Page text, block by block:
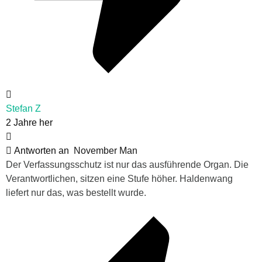
Stefan Z
2 Jahre her
Antworten an
November Man
Der Verfassungsschutz ist nur das ausführende Organ. Die
Verantwortlichen, sitzen eine Stufe höher. Haldenwang
liefert nur das, was bestellt wurde.